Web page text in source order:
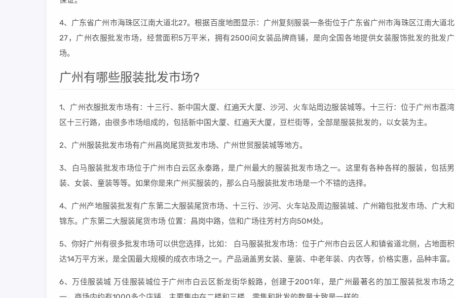
4、广东省广州市海珠区江南大道北27。根据百度地图显示：广州复刻服装一条街位于广东省广州市海珠区江南大道北
27，广州衣服批发市场，经营面积5万平米，拥有2500间女装品牌商铺，是向全国各地提供女装服饰批发的批发广
场。
广州有哪些服装批发市场?
1、广州衣服批发市场有：十三行、新中国大厦、红遍天大厦、沙河、火车站周边服装城等。十三行：位于广州市荔湾
区十三行路，由很多市场组成的，包括新中国大厦、红遍天大厦，豆栏街等，全部是服装批发的，以女装为主。
2、广州服装批发市场有广州昌岗尾货批发市场、广州世贸服装城等地方。
3、白马服装批发市场位于广州市白云区永泰路，是广州最大的服装批发市场之一。这里有各种各样的服装，包括男
装、女装、童装等等。如果你是来广州买服装的，那么白马服装批发市场是一个不错的选择。
4、广州产地服装批发有广东第二大服装尾货市场、十三行、沙河、火车站及周边服装城、广州箱包批发市场、广大和
锦东。广东第二大服装尾货市场 位置：昌岗中路，信和广场往芳村方向50M处。
5、你好广州有很多批发市场可以供您选择，比如： 白马服装批发市场：位于广州市白云区人和镇省道北侧，占地面积
达14万平方米，是全国最大规模的成衣市场之一。产品涵盖男女装、童装、中老年装、内衣等，价格实惠，品种丰富。
6、万佳服装城 万佳服装城位于广州市白云区新龙街华毅路，创建于2001年，是广州最著名的加工服装批发市场之